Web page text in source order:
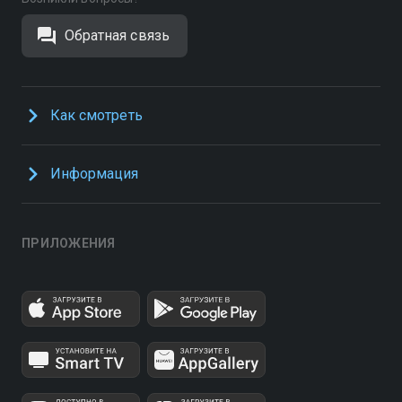
Обратная связь
Как смотреть
Информация
ПРИЛОЖЕНИЯ